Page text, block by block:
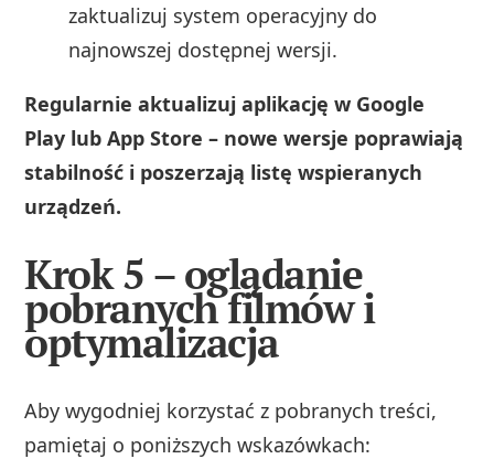
zaktualizuj system operacyjny do
najnowszej dostępnej wersji.
Regularnie aktualizuj aplikację w Google
Play lub App Store – nowe wersje poprawiają
stabilność i poszerzają listę wspieranych
urządzeń.
Krok 5 – oglądanie
pobranych filmów i
optymalizacja
Aby wygodniej korzystać z pobranych treści,
pamiętaj o poniższych wskazówkach: